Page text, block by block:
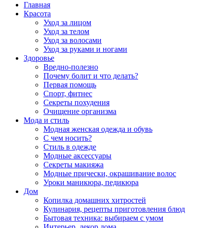
Главная
Красота
Уход за лицом
Уход за телом
Уход за волосами
Уход за руками и ногами
Здоровье
Вредно-полезно
Почему болит и что делать?
Первая помощь
Спорт, фитнес
Секреты похудения
Очищение организма
Мода и стиль
Модная женская одежда и обувь
С чем носить?
Стиль в одежде
Модные аксессуары
Секреты макияжа
Модные прически, окрашивание волос
Уроки маникюра, педикюра
Дом
Копилка домашних хитростей
Кулинария, рецепты приготовления блюд
Бытовая техника: выбираем с умом